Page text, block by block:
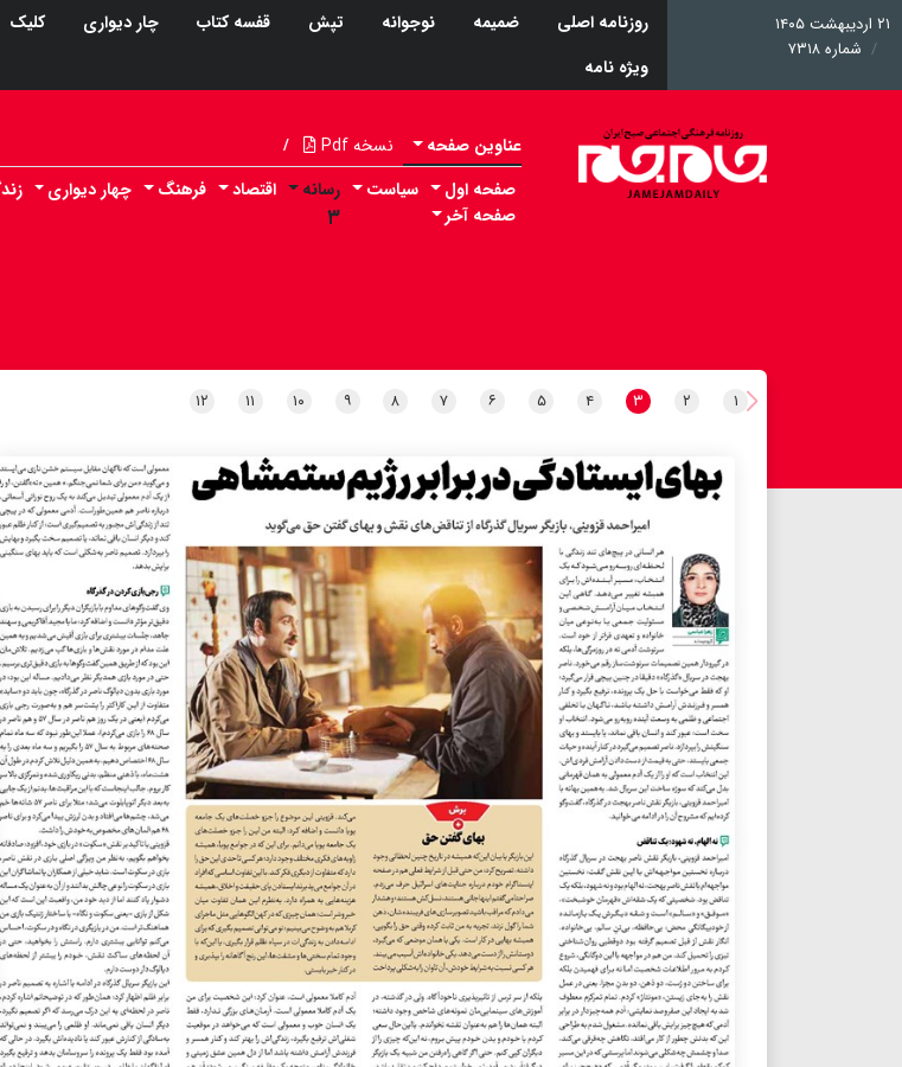
۲۱ اردیبهشت ۱۴۰۵
شماره ۷۳۱۸
روزنامه اصلی ضمیمه نوجوانه تپش قفسه کتاب چار دیواری کلیک
ویژه نامه
عناوین صفحه نسخه Pdf /
صفحه اول سیاست رسانه
۳
اقتصاد فرهنگ چهار دیواری
صفحه آخر
۱ ۲ ۳ ۴ ۵ ۶ ۷ ۸ ۹ ۱۰ ۱۱ ۱۲